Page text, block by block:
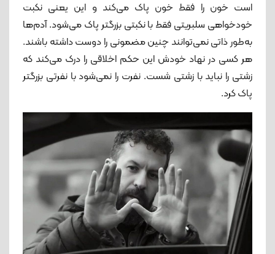
است خون را فقط خون پاک می‌کند و این یعنی نکبت
خودخواهی سلبریتی فقط با نکبتی بزرگتر پاک می‌شود. آدم‌ها
به‌طور ذاتی نمی‌توانند چنین مضمونی را دوست داشته باشند.
هر کسی در نهاد خودش این حکم اخلاقی را درک می‌کند که
زشتی را نباید با زشتی شست. نفرت را نمی‌شود با نفرتی بزرگتر
پاک کرد.